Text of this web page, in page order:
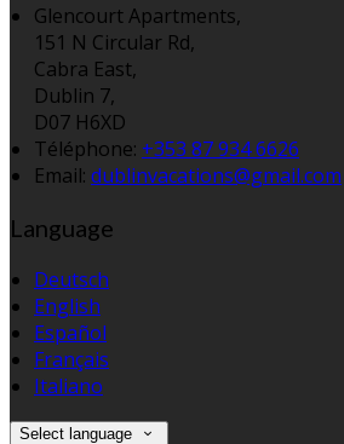
Glencourt Apartments,
151 N Circular Rd,
Cabra East,
Dublin 7,
D07 H6XD
Téléphone: +353 87 934 6626
Email: dublinvacations@gmail.com
Language
Deutsch
English
Español
Français
Italiano
Select language